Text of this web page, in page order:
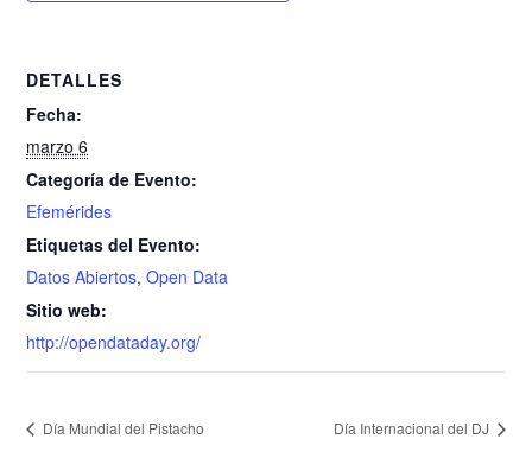
DETALLES
Fecha:
marzo 6
Categoría de Evento:
Efemérides
Etiquetas del Evento:
Datos Abiertos,Open Data
Sitio web:
http://opendataday.org/
Día Mundial del Pistacho Día Internacional del DJ